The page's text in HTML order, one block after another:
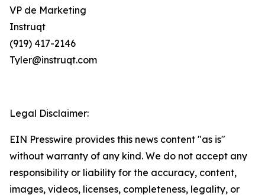
VP de Marketing
Instruqt
(919) 417-2146
Tyler@instruqt.com
Legal Disclaimer:
EIN Presswire provides this news content "as is"
without warranty of any kind. We do not accept any
responsibility or liability for the accuracy, content,
images, videos, licenses, completeness, legality, or